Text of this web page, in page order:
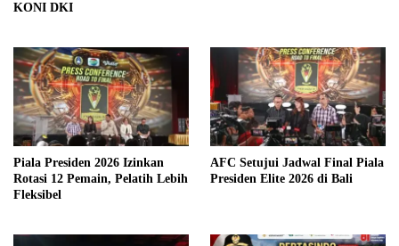
KONI DKI
Piala Presiden 2026 Izinkan
Rotasi 12 Pemain, Pelatih Lebih
Fleksibel
AFC Setujui Jadwal Final Piala
Presiden Elite 2026 di Bali